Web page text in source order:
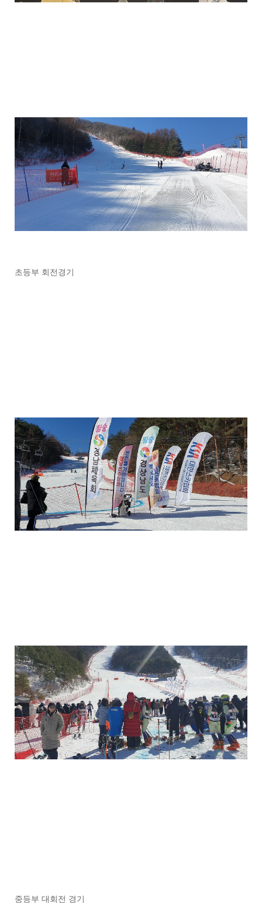
초등부 회전경기
중등부 대회전 경기